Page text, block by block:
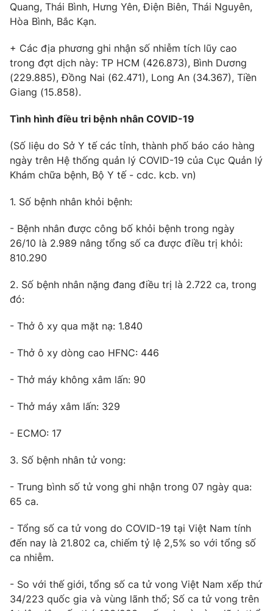
Tư vấn
Chuyên mục khác
Emagazine Podcast
Photo Infographic
Video Shorts video
VTV Money VTV Thể thao
Thị trường 24h Tấm lòng Việt
VTV4
VTV9
Liên hệ tòa soạn English
Theo dõi báo trên
Cơ quan chủ quản:
Đài Truyền hình Việt Nam
Cơ quan báo chí: Thời báo VTV
Giấy phép hoạt động báo in và báo điện tử số 483/GP-BTTTT
Tổng Biên tập: Vũ Thanh Thủy
Phó Tổng Biên tập:Nguyễn Thị Mỹ Hạnh, Phạm Quốc Thắng,
Nguyễn Trọng Ninh
Tổng đài VTV:
024.38 355 931 - 024.38 355 932
Ðiện thoại Thời báo VTV:024.66 897 897
Quang, Thái Bình, Hưng Yên, Điện Biên, Thái Nguyên,
Hòa Bình, Bắc Kạn.
+ Các địa phương ghi nhận số nhiễm tích lũy cao
trong đợt dịch này: TP HCM (426.873), Bình Dương
(229.885), Đồng Nai (62.471), Long An (34.367), Tiền
Giang (15.858).
Tình hình điều tri bệnh nhân COVID-19
(Số liệu do Sở Y tế các tỉnh, thành phố báo cáo hàng
ngày trên Hệ thống quản lý COVID-19 của Cục Quản lý
Khám chữa bệnh, Bộ Y tế - cdc. kcb. vn)
1. Số bệnh nhân khỏi bệnh:
- Bệnh nhân được công bố khỏi bệnh trong ngày
26/10 là 2.989 nâng tổng số ca được điều trị khỏi:
810.290
2. Số bệnh nhân nặng đang điều trị là 2.722 ca, trong
đó:
- Thở ô xy qua mặt nạ: 1.840
- Thở ô xy dòng cao HFNC: 446
- Thở máy không xâm lấn: 90
- Thở máy xâm lấn: 329
- ECMO: 17
3. Số bệnh nhân tử vong:
- Trung bình số tử vong ghi nhận trong 07 ngày qua:
65 ca.
- Tổng số ca tử vong do COVID-19 tại Việt Nam tính
đến nay là 21.802 ca, chiếm tỷ lệ 2,5% so với tổng số
ca nhiễm.
- So với thế giới, tổng số ca tử vong Việt Nam xếp thứ
34/223 quốc gia và vùng lãnh thổ; Số ca tử vong trên